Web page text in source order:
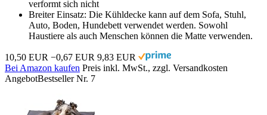
verformt sich nicht
Breiter Einsatz: Die Kühldecke kann auf dem Sofa, Stuhl,
Auto, Boden, Hundebett verwendet werden. Sowohl
Haustiere als auch Menschen können die Matte verwenden.
10,50 EUR −0,67 EUR 9,83 EUR
Bei Amazon kaufen Preis inkl. MwSt., zzgl. Versandkosten
AngebotBestseller Nr. 7